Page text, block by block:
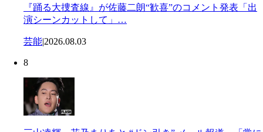
『踊る大捜査線』が佐藤二朗“歓喜”のコメント発表「出
演シーンカットして」…
芸能|2026.08.03
8